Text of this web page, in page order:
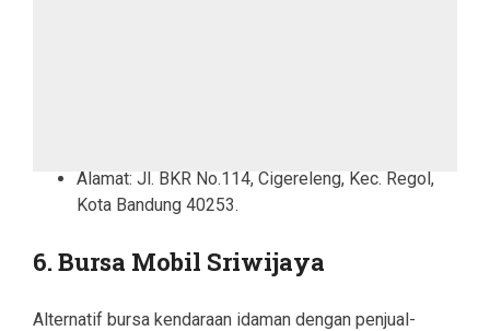
Alamat: Jl. BKR No.114, Cigereleng, Kec. Regol,
Kota Bandung 40253.
6. Bursa Mobil Sriwijaya
Alternatif bursa kendaraan idaman dengan penjual-